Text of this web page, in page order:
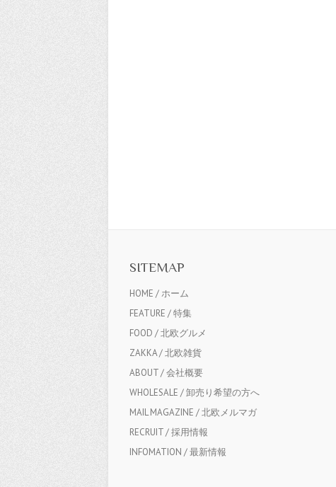
SITEMAP
HOME / ホーム
FEATURE / 特集
FOOD / 北欧グルメ
ZAKKA / 北欧雑貨
ABOUT / 会社概要
WHOLESALE / 卸売り希望の方へ
MAIL MAGAZINE / 北欧メルマガ
RECRUIT / 採用情報
INFOMATION / 最新情報